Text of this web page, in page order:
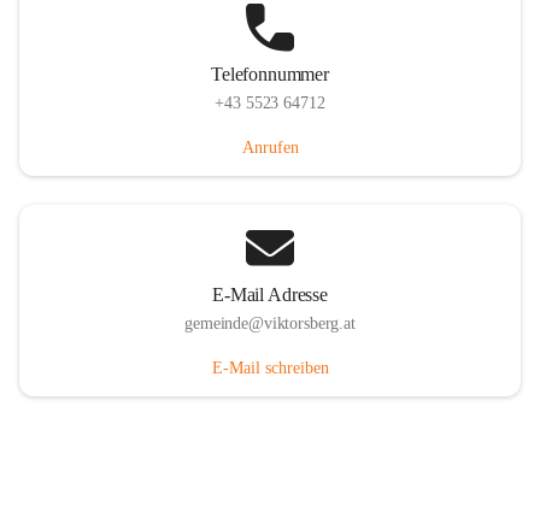
Telefonnummer
+43 5523 64712
Anrufen
E-Mail Adresse
gemeinde@viktorsberg.at
E-Mail schreiben